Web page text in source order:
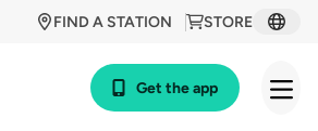
STORE
FIND A STATION
Get the app